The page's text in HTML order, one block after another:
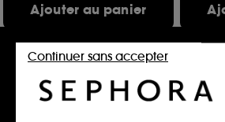
Ajouter au panier
Continuer sans accepter